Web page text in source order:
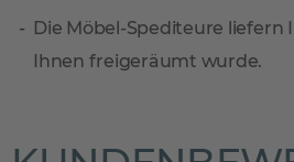
Die Möbel-Spediteure liefern
Ihnen freigeräumt wurde.